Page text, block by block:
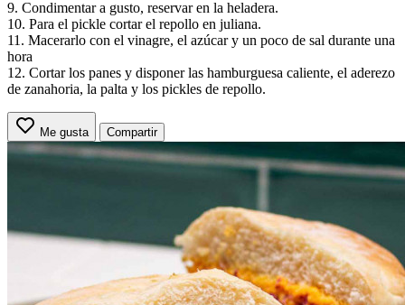
9. Condimentar a gusto, reservar en la heladera.
10. Para el pickle cortar el repollo en juliana.
11. Macerarlo con el vinagre, el azúcar y un poco de sal durante una
hora
12. Cortar los panes y disponer las hamburguesa caliente, el aderezo
de zanahoria, la palta y los pickles de repollo.
Me gusta Compartir